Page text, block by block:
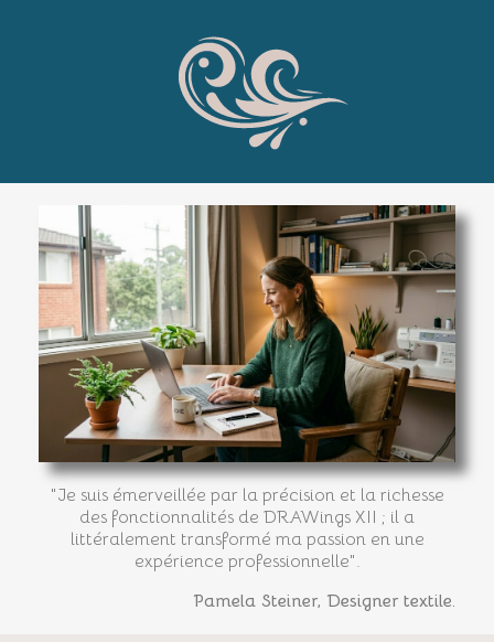
"Je suis émerveillée par la précision et la richesse
des fonctionnalités de DRAWings XII ; il a
littéralement transformé ma passion en une
expérience professionnelle".
Pamela Steiner, Designer textile.